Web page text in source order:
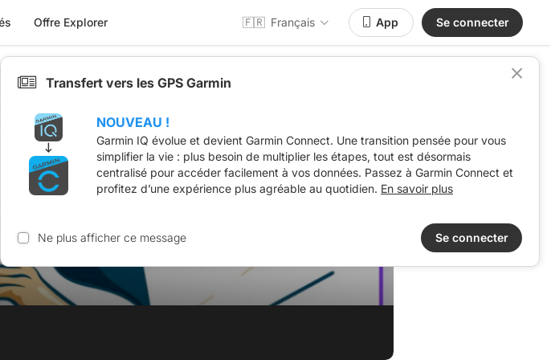
Offre Explorer 🇫🇷 Français App Se connecter
Transfert vers les GPS Garmin
NOUVEAU !
Garmin IQ évolue et devient Garmin Connect. Une transition pensée pour vous
simplifier la vie : plus besoin de multiplier les étapes, tout est désormais
centralisé pour accéder facilement à vos données. Passez à Garmin Connect et
profitez d’une expérience plus agréable au quotidien. En savoir plus
Ne plus afficher ce message Se connecter